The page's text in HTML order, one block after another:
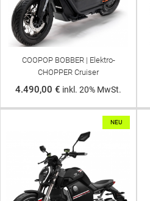
COOPOP BOBBER | Elektro-
CHOPPER Cruiser
4.490,00 € inkl. 20% MwSt.
NEU